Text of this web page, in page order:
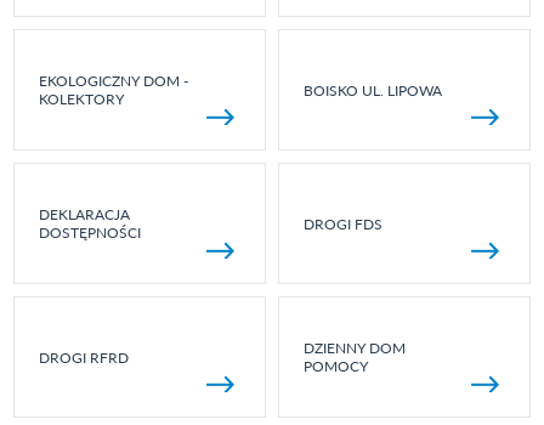
EKOLOGICZNY DOM -
KOLEKTORY
BOISKO UL. LIPOWA
DEKLARACJA
DOSTĘPNOŚCI
DROGI FDS
DROGI RFRD
DZIENNY DOM
POMOCY